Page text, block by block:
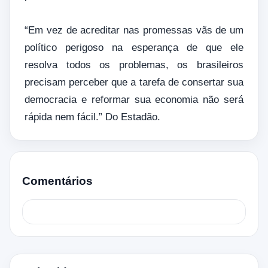
“Em vez de acreditar nas promessas vãs de um
político perigoso na esperança de que ele
resolva todos os problemas, os brasileiros
precisam perceber que a tarefa de consertar sua
democracia e reformar sua economia não será
rápida nem fácil.” Do Estadão.
Comentários